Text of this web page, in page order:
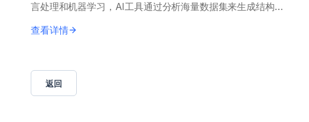
言处理和机器学习，AI工具通过分析海量数据集来生成结构清
聘帖子、行业专属语言和技能数据训...
查看详情
返回